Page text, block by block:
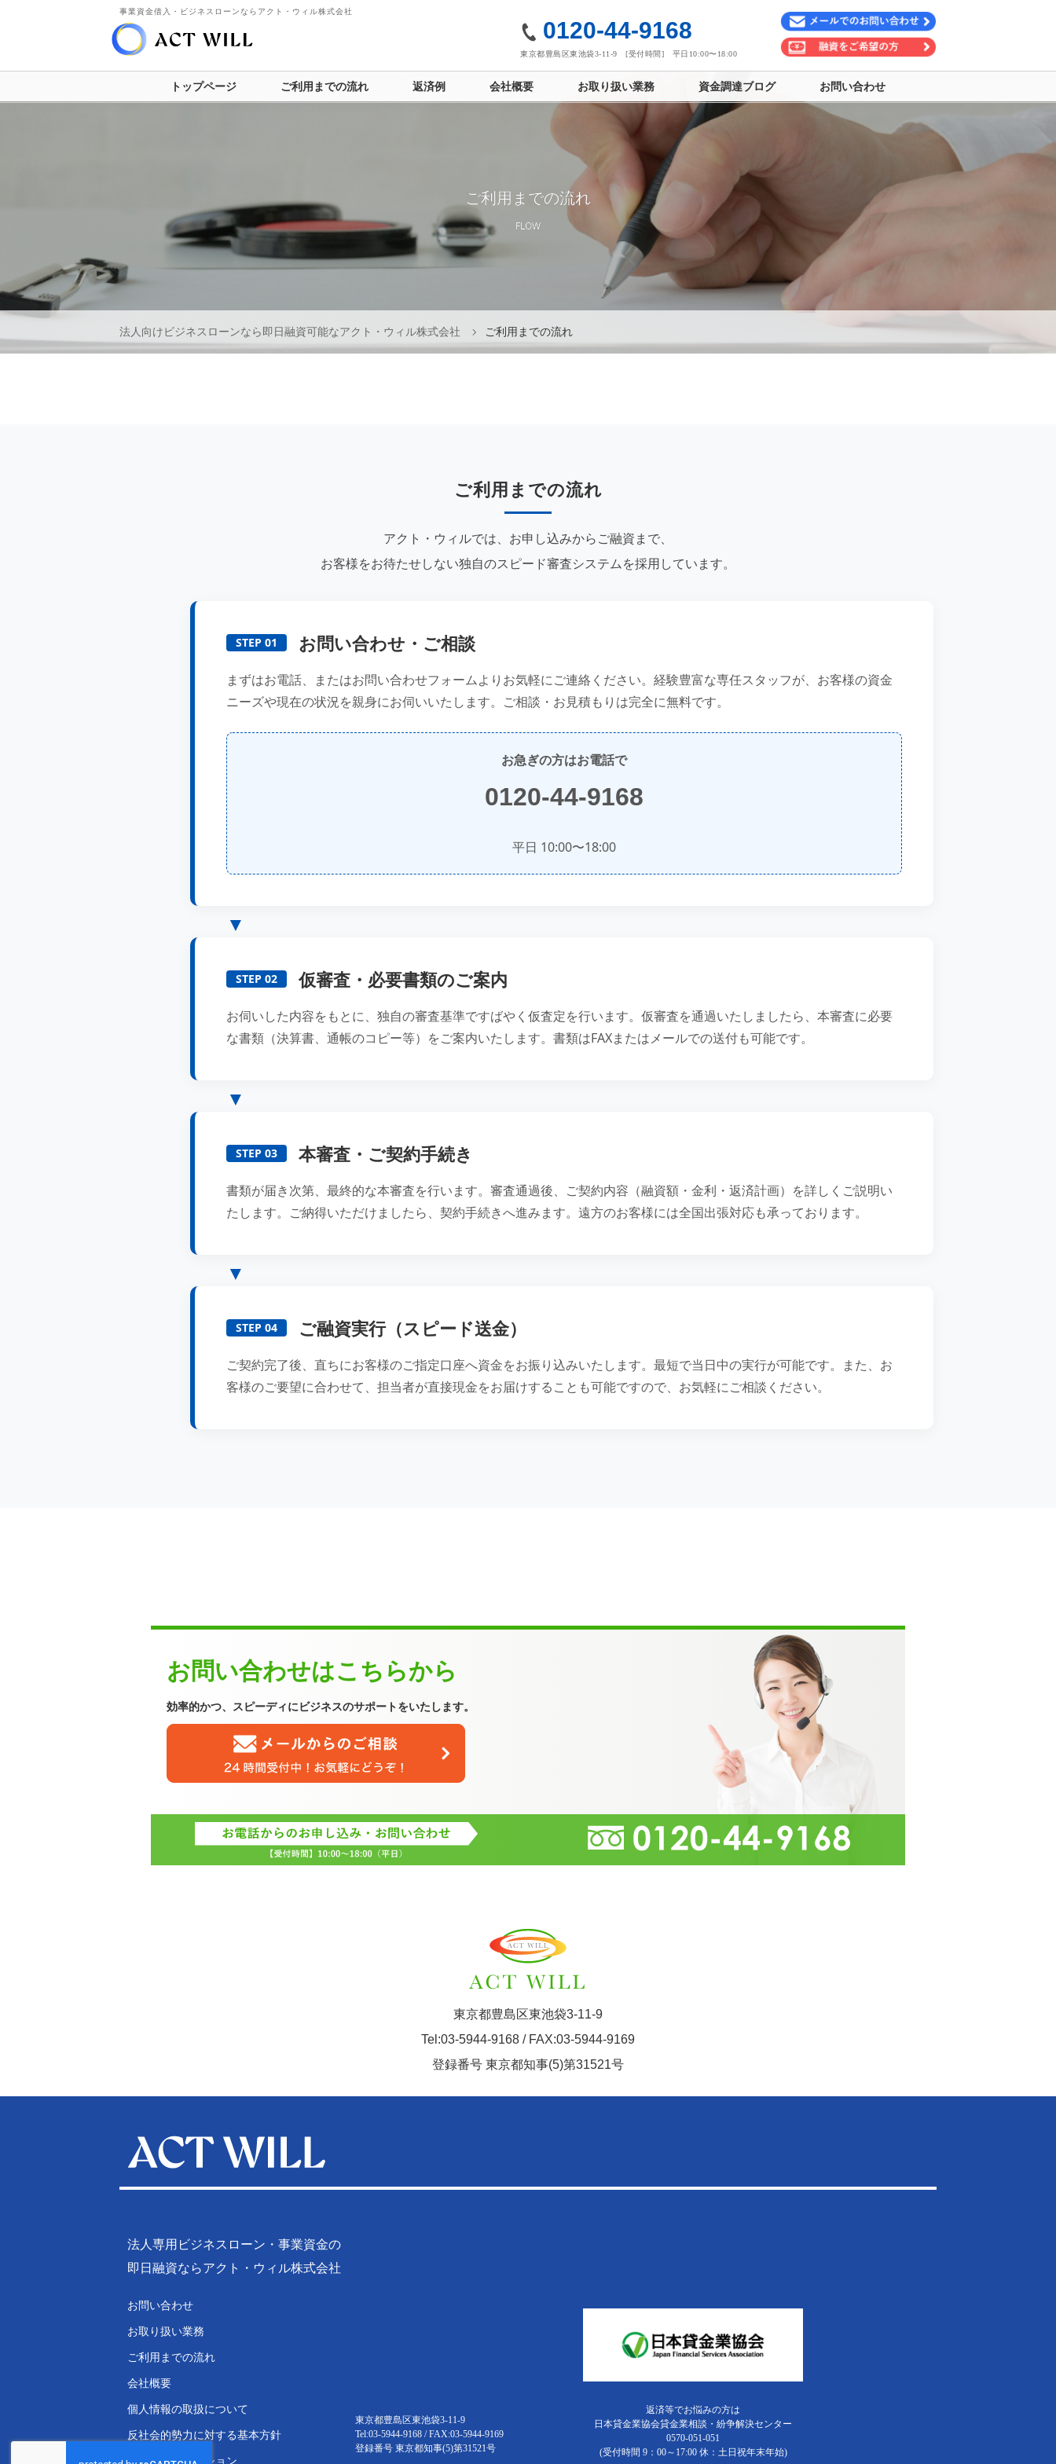
事業資金借入・ビジネスローンならアクト・ウィル株式会社
0120-44-9168
東京都豊島区東池袋3-11-9 [受付時間] 平日10:00〜18:00
トップページ ご利用までの流れ 返済例 会社概要 お取り扱い業務 資金調達ブログ お問い合わせ
ご利用までの流れ
FLOW
法人向けビジネスローンなら即日融資可能なアクト・ウィル株式会社 ご利用までの流れ
ご利用までの流れ
アクト・ウィルでは、お申し込みからご融資まで、
お客様をお待たせしない独自のスピード審査システムを採用しています。
STEP 01 お問い合わせ・ご相談
まずはお電話、またはお問い合わせフォームよりお気軽にご連絡ください。経験豊富な専任スタッフが、お客様の資金
ニーズや現在の状況を親身にお伺いいたします。ご相談・お見積もりは完全に無料です。
お急ぎの方はお電話で
0120-44-9168
平日 10:00〜18:00
STEP 02 仮審査・必要書類のご案内
お伺いした内容をもとに、独自の審査基準ですばやく仮査定を行います。仮審査を通過いたしましたら、本審査に必要
な書類（決算書、通帳のコピー等）をご案内いたします。書類はFAXまたはメールでの送付も可能です。
STEP 03 本審査・ご契約手続き
書類が届き次第、最終的な本審査を行います。審査通過後、ご契約内容（融資額・金利・返済計画）を詳しくご説明い
たします。ご納得いただけましたら、契約手続きへ進みます。遠方のお客様には全国出張対応も承っております。
STEP 04 ご融資実行（スピード送金）
ご契約完了後、直ちにお客様のご指定口座へ資金をお振り込みいたします。最短で当日中の実行が可能です。また、お
客様のご要望に合わせて、担当者が直接現金をお届けすることも可能ですので、お気軽にご相談ください。
お問い合わせはこちらから
効率的かつ、スピーディにビジネスのサポートをいたします。
東京都豊島区東池袋3-11-9
Tel:03-5944-9168 / FAX:03-5944-9169
登録番号 東京都知事(5)第31521号
法人専用ビジネスローン・事業資金の
即日融資ならアクト・ウィル株式会社
お問い合わせ
お取り扱い業務
ご利用までの流れ
会社概要
個人情報の取扱について
反社会的勢力に対する基本方針
融資シミュレーション
東京都豊島区東池袋3-11-9
Tel:03-5944-9168 / FAX:03-5944-9169
登録番号 東京都知事(5)第31521号
返済等でお悩みの方は
日本貸金業協会貸金業相談・紛争解決センター
0570-051-051
(受付時間 9：00～17:00 休：土日祝年末年始)